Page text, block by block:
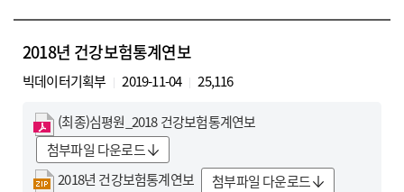
2018년 건강보험통계연보
빅데이터기획부 2019-11-04 25,116
(최종)심평원_2018 건강보험통계연보
첨부파일 다운로드
2018년 건강보험통계연보
첨부파일 다운로드